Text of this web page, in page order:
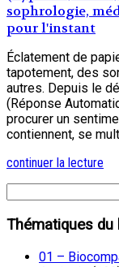
sophrologie,
pour l'instant
Éclatement de
tapotement, des
autres. Depuis le
(Réponse
procurer un
contiennent, se
continuer la lecture
Thématiques du
01 –